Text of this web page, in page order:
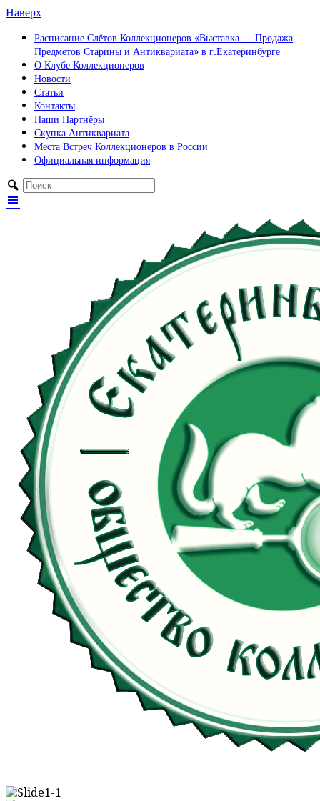
Наверх
Расписание Слётов Коллекционеров «Выставка — Продажа
Предметов Старины и Антиквариата» в г.Екатеринбурге
О Клубе Коллекционеров
Новости
Статьи
Контакты
Наши Партнёры
Скупка Антиквариата
Места Встреч Коллекционеров в России
Официальная информация